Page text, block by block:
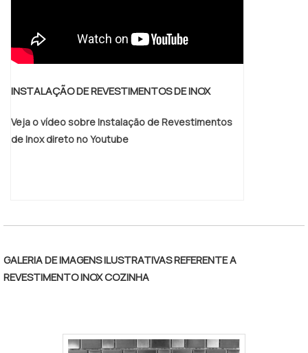
INSTALAÇÃO DE REVESTIMENTOS DE INOX
Veja o vídeo sobre Instalação de Revestimentos
de Inox direto no Youtube
GALERIA DE IMAGENS ILUSTRATIVAS REFERENTE A
REVESTIMENTO INOX COZINHA